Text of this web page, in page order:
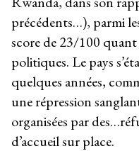
précédents…), parmi
score de 23/100
politiques. Le pays
quelques années,
une répression
organisées par
d’accueil sur place.